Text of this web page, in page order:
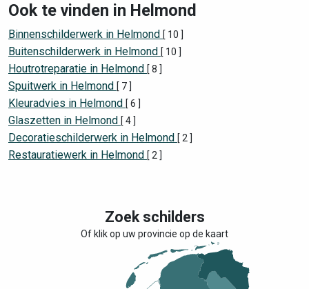
Ook te vinden in Helmond
Binnenschilderwerk in Helmond [ 10 ]
Buitenschilderwerk in Helmond [ 10 ]
Houtrotreparatie in Helmond [ 8 ]
Spuitwerk in Helmond [ 7 ]
Kleuradvies in Helmond [ 6 ]
Glaszetten in Helmond [ 4 ]
Decoratieschilderwerk in Helmond [ 2 ]
Restauratiewerk in Helmond [ 2 ]
Zoek schilders
Of klik op uw provincie op de kaart